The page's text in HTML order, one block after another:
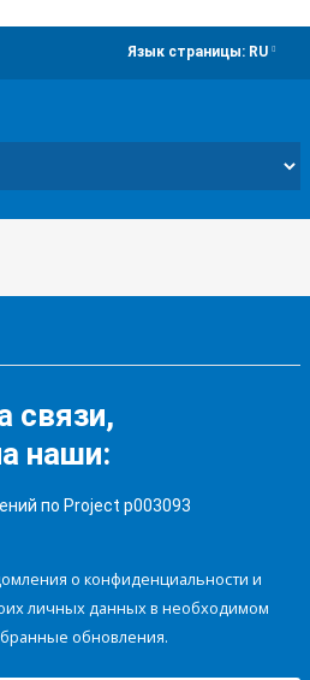
Язык страницы: RU
связи,
наши:
по Project p003093
о конфиденциальности и
личных данных в необходимом
обновления.